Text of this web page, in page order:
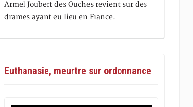
Armel Joubert des Ouches revient sur des
drames ayant eu lieu en France.
Euthanasie, meurtre sur ordonnance